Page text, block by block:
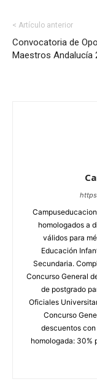
< Artículo anterior
Convocatoria de
Maestros Andalucía
homologados a
válidos para
Educación
Secundaria.
Concurso General
de postgrado
Oficiales
Concurso
descuentos
homologada: 30%